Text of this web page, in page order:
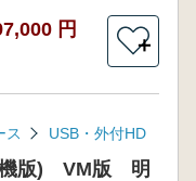
円
＋
ス USB・外付HD
機版) VM版 明